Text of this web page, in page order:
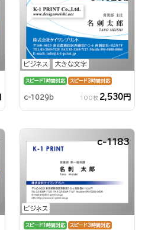
ビジネス 大きな文字
スピード1時間対応 スピード3時間対応
c-1029b 100枚 2,530円
ビジネス
c-1183
スピード1時間対応 スピード3時間対応